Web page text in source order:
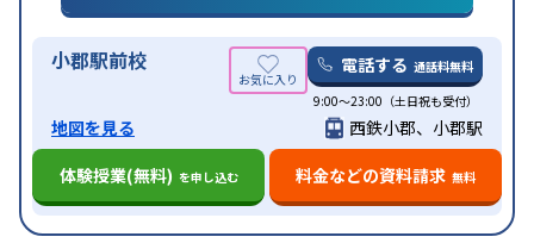
小郡駅前校 電話する 通話料無料
9:00～23:00（土日祝も受付）
地図を見る
西鉄小郡、小郡駅
体験授業(無料) を申し込む 料金などの資料請求 無料